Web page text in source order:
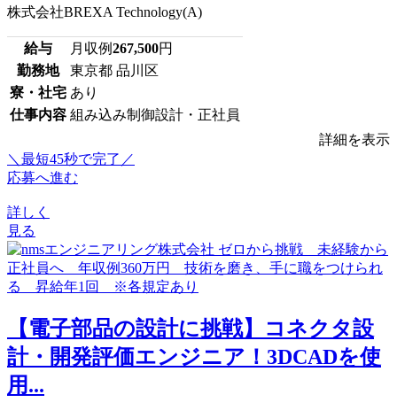
株式会社BREXA Technology(A)
給与 月収例267,500円
勤務地
東京都 品川区
寮・社宅 あり
仕事内容 組み込み制御設計・正社員
詳細を表示
＼最短45秒で完了／
応募へ進む
詳しく
見る
【電子部品の設計に挑戦】コネクタ設
計・開発評価エンジニア！3DCADを使
用...